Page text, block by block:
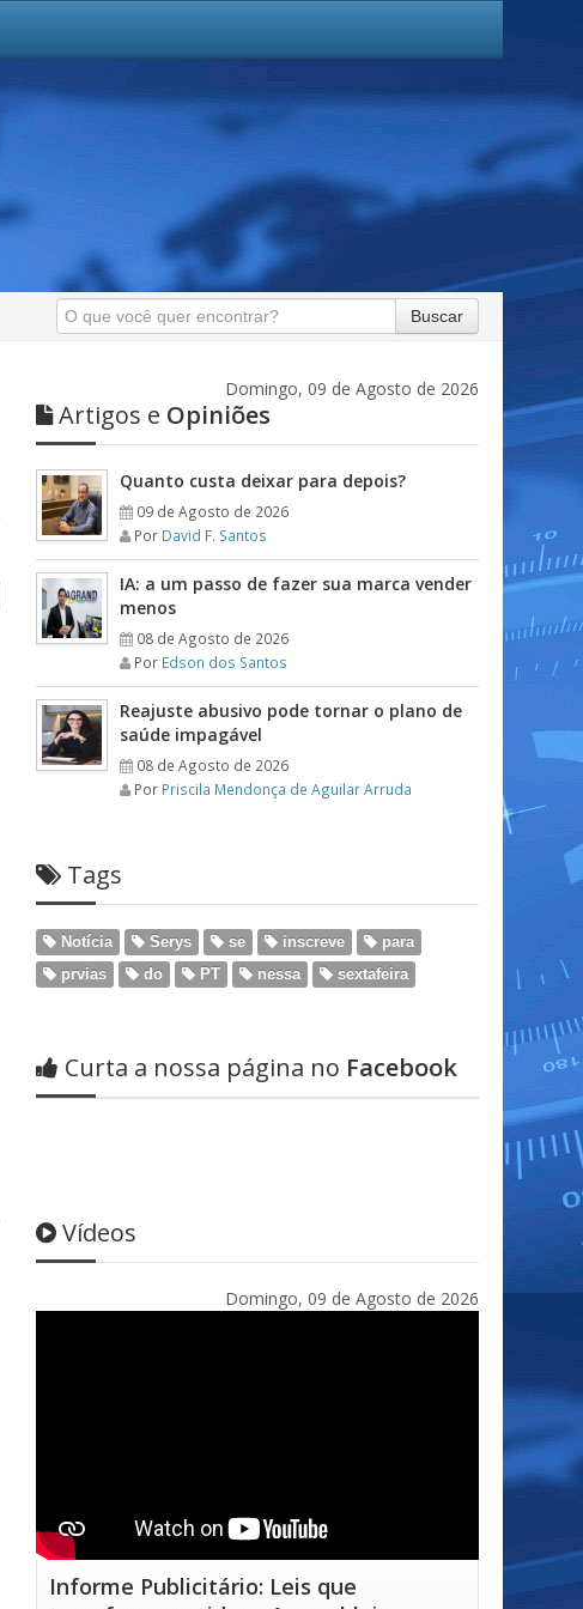
Buscar
Domingo, 09 de Agosto de 2026
Artigos e Opiniões
Quanto custa deixar para depois?
09 de Agosto de 2026
Por David F. Santos
IA: a um passo de fazer sua marca vender
menos
08 de Agosto de 2026
Por Edson dos Santos
Reajuste abusivo pode tornar o plano de
saúde impagável
08 de Agosto de 2026
Por Priscila Mendonça de Aguilar Arruda
Tags
Notícia Serys se inscreve
para
prvias
do PT nessa sextafeira
Curta a nossa página no Facebook
Vídeos
Domingo, 09 de Agosto de 2026
Informe Publicitário: Leis que